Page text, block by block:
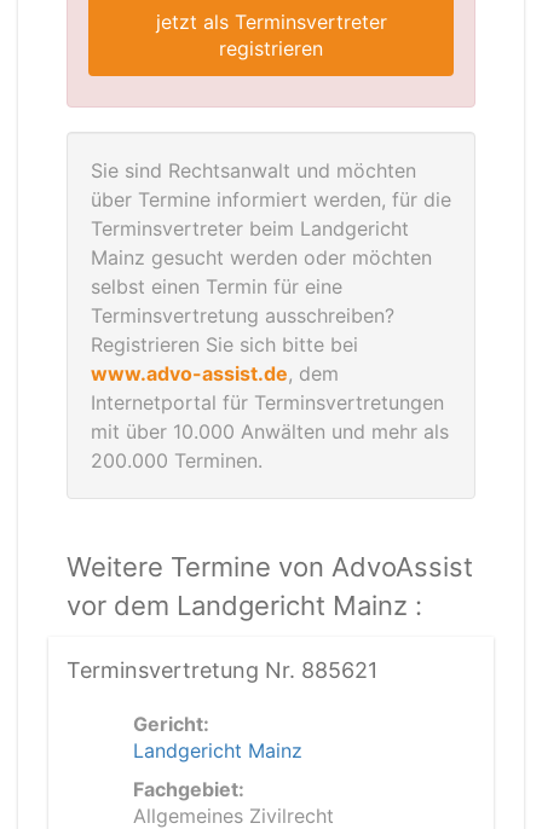
jetzt als Terminsvertreter
registrieren
Sie sind Rechtsanwalt und möchten
über Termine informiert werden, für die
Terminsvertreter beim Landgericht
Mainz gesucht werden oder möchten
selbst einen Termin für eine
Terminsvertretung ausschreiben?
Registrieren Sie sich bitte bei
www.advo-assist.de, dem
Internetportal für Terminsvertretungen
mit über 10.000 Anwälten und mehr als
200.000 Terminen.
Weitere Termine von AdvoAssist
vor dem Landgericht Mainz :
Terminsvertretung Nr. 885621
Gericht:
Landgericht Mainz
Fachgebiet:
Allgemeines Zivilrecht